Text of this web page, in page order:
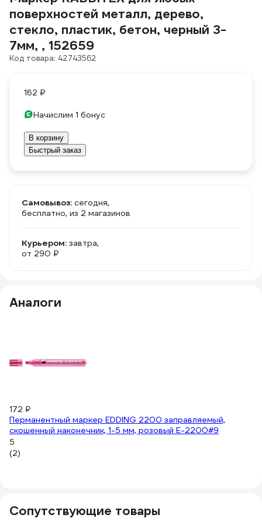
поверхностей металл, дерево,
стекло, пластик, бетон, черный 3-
7мм, , 152659
Код товара: 42743562
162 ₽
Начислим 1 бонус
В корзину
Быстрый заказ
Самовывоз: сегодня,
бесплатно, из 2 магазинов
Курьером: завтра,
от 290 ₽
Аналоги
172 ₽
Перманентный маркер EDDING 2200 заправляемый,
скошенный наконечник, 1-5 мм, розовый E-2200#9
5
(2)
Сопутствующие товары